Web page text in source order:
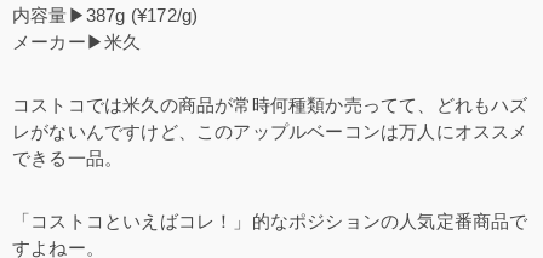
内容量▶387g (¥172/g)
メーカー▶米久
コストコでは米久の商品が常時何種類か売ってて、どれもハズ
レがないんですけど、このアップルベーコンは万人にオススメ
できる一品。
「コストコといえばコレ！」的なポジションの人気定番商品で
すよねー。